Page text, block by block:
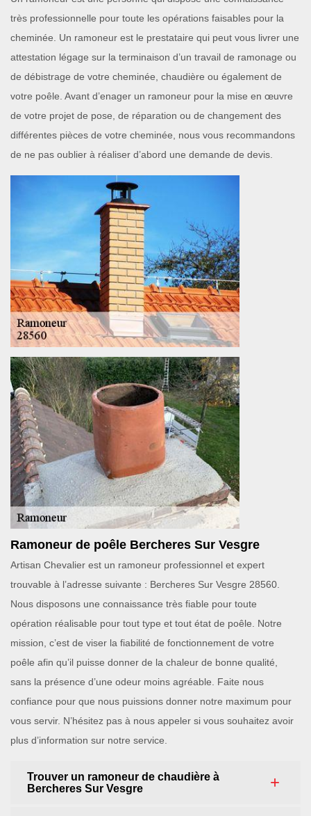
très professionnelle pour toute les opérations faisables pour la
cheminée. Un ramoneur est le prestataire qui peut vous livrer une
attestation légage sur la terminaison d’un travail de ramonage ou
de débistrage de votre cheminée, chaudière ou également de
votre poêle. Avant d’enager un ramoneur pour la mise en œuvre
de votre projet de pose, de réparation ou de changement des
différentes pièces de votre cheminée, nous vous recommandons
de ne pas oublier à réaliser d’abord une demande de devis.
Ramoneur de poêle Bercheres Sur Vesgre
Artisan Chevalier est un ramoneur professionnel et expert
trouvable à l’adresse suivante : Bercheres Sur Vesgre 28560.
Nous disposons une connaissance très fiable pour toute
opération réalisable pour tout type et tout état de poêle. Notre
mission, c’est de viser la fiabilité de fonctionnement de votre
poêle afin qu’il puisse donner de la chaleur de bonne qualité,
sans la présence d’une odeur moins agréable. Faite nous
confiance pour que nous puissions donner notre maximum pour
vous servir. N’hésitez pas à nous appeler si vous souhaitez avoir
plus d’information sur notre service.
Trouver un ramoneur de chaudière à
Bercheres Sur Vesgre